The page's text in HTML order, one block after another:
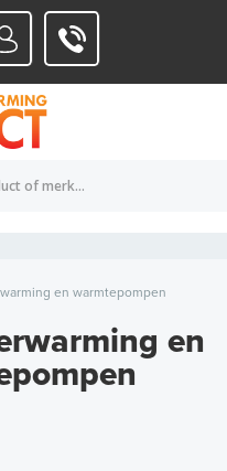
Totaalbedrag (incl. BTW)
en warmtepompen
en